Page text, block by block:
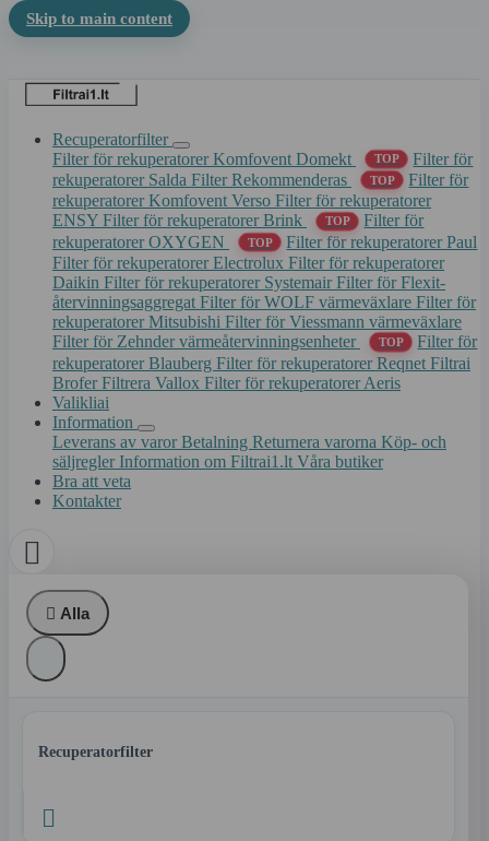
Skip to main content
Recuperatorfilter
Filter för rekuperatorer Komfovent Domekt
TOP
Filter för
rekuperatorer Salda Filter Rekommenderas TOP
Filter för
rekuperatorer Komfovent Verso Filter för rekuperatorer
ENSY Filter för rekuperatorer Brink TOP
Filter för
rekuperatorer OXYGEN
TOP
Filter för rekuperatorer Paul
Filter för rekuperatorer Electrolux Filter för rekuperatorer
Daikin Filter för rekuperatorer Systemair Filter för Flexit-
återvinningsaggregat Filter för WOLF värmeväxlare Filter för
rekuperatorer Mitsubishi Filter för Viessmann värmeväxlare
Filter för Zehnder värmeåtervinningsenheter
TOP
Filter för
rekuperatorer Blauberg Filter för rekuperatorer Reqnet Filtrai
Brofer Filtrera Vallox Filter för rekuperatorer Aeris
Valikliai
Information
Leverans av varor Betalning Returnera varorna Köp- och
säljregler Information om Filtrai1.lt Våra butiker
Bra att veta
Kontakter

 Alla
Recuperatorfilter
